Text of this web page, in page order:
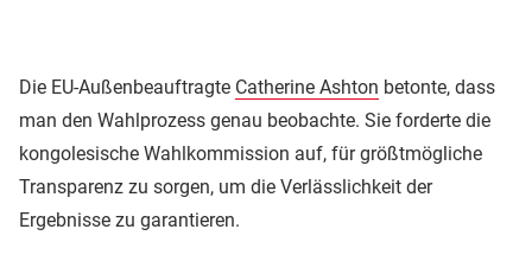
Die EU-Außenbeauftragte Catherine Ashton betonte, dass
man den Wahlprozess genau beobachte. Sie forderte die
kongolesische Wahlkommission auf, für größtmögliche
Transparenz zu sorgen, um die Verlässlichkeit der
Ergebnisse zu garantieren.